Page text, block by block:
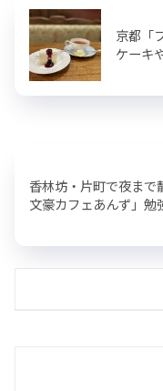
京都「
ケーキ
香林坊・片町で夜ま
文豪カフェあんず」